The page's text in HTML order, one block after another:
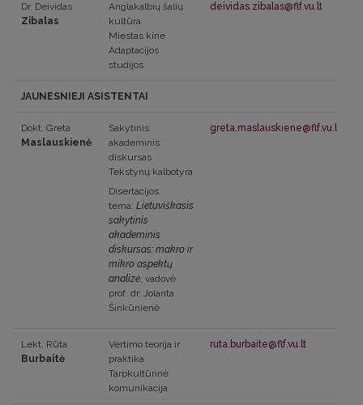
Dr. Deividas
Zibalas
Anglakalbių šalių
kultūra
Miestas kine
Adaptacijos
studijos
deividas.zibalas@flf.vu.lt
JAUNESNIEJI ASISTENTAI
Dokt. Greta
Maslauskienė
Sakytinis
akademinis
diskursas
Tekstynų kalbotyra
Disertacijos
tema: Lietuviškasis
sakytinis
akademinis
diskursas: makro ir
mikro aspektų
analizė, vadovė
prof. dr. Jolanta
Šinkūnienė
greta.maslauskiene@flf.vu.lt
Lekt. Rūta
Burbaitė
Vertimo teorija ir
praktika
Tarpkultūrinė
komunikacija
ruta.burbaite@flf.vu.lt